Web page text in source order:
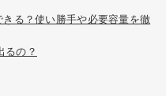
る？使い勝手や必要容量を徹
るの？